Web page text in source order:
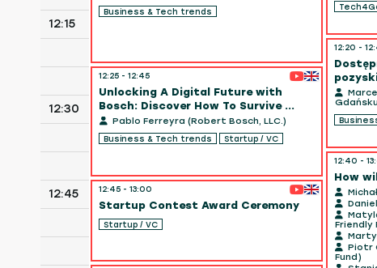
12:15
12:30
12:45
Business & Tech trends
12:25 - 12:45
Unlocking A Digital Future with
Bosch: Discover How To Survive ...
Pablo Ferreyra (Robert Bosch, LLC.)
Business & Tech trends
Startup / VC
12:45 - 13:00
Startup Contest Award Ceremony
Startup / VC
12:20 -
12:40 -
How
Friendly
Piotr
Fund)